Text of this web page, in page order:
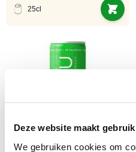
Deze website maakt
We gebruiken cookies om
25cl